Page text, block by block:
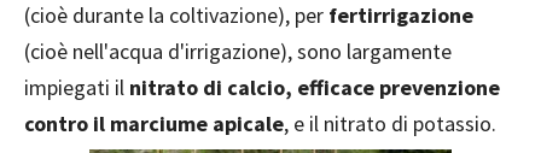
(cioè durante la coltivazione), per fertirrigazione
(cioè nell'acqua d'irrigazione), sono largamente
impiegati il nitrato di calcio, efficace prevenzione
contro il marciume apicale, e il nitrato di potassio.